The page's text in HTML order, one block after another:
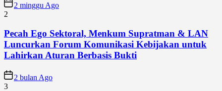
2 minggu Ago
2
Pecah Ego Sektoral, Menkum Supratman & LAN
Luncurkan Forum Komunikasi Kebijakan untuk
Lahirkan Aturan Berbasis Bukti
2 bulan Ago
3